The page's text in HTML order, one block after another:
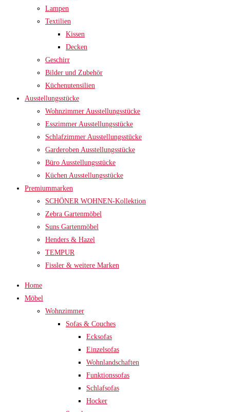
Lampen
Textilien
Kissen
Decken
Geschirr
Bilder und Zubehör
Küchenutensilien
Ausstellungsstücke
Wohnzimmer Ausstellungsstücke
Esszimmer Ausstellungsstücke
Schlafzimmer Ausstellungsstücke
Garderoben Ausstellungsstücke
Büro Ausstellungsstücke
Küchen Ausstellungsstücke
Premiummarken
SCHÖNER WOHNEN-Kollektion
Zebra Gartenmöbel
Suns Gartenmöbel
Henders & Hazel
TEMPUR
Fissler & weitere Marken
Home
Möbel
Wohnzimmer
Sofas & Couches
Ecksofas
Einzelsofas
Wohnlandschaften
Funktionssofas
Schlafsofas
Hocker